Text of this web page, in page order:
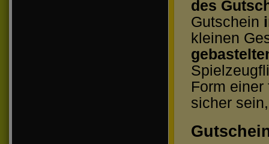
des
Gutschein
kleinen
Form
sicher